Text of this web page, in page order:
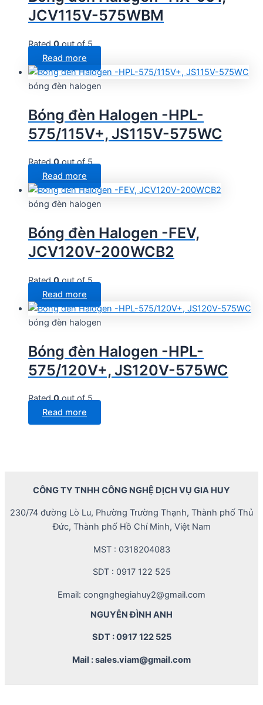
JCV115V-575WBM
Rated0out of 5
Read more
bóng đèn halogen
Bóng đèn Halogen -HPL-
575/115V+, JS115V-575WC
Rated0out of 5
Read more
bóng đèn halogen
Bóng đèn Halogen -FEV,
JCV120V-200WCB2
Rated0out of 5
Read more
bóng đèn halogen
Bóng đèn Halogen -HPL-
575/120V+, JS120V-575WC
Rated0out of 5
Read more
CÔNG TY TNHH CÔNG NGHỆ DỊCH VỤ GIA HUY
230/74 đường Lò Lu, Phường Trường Thạnh, Thành phố Thủ
Đức, Thành phố Hồ Chí Minh, Việt Nam
MST : 0318204083
SDT : 0917 122 525
Email: congnghegiahuy2@gmail.com
NGUYỄN ĐÌNH ANH
SDT : 0917 122 525
Mail : sales.viam@gmail.com